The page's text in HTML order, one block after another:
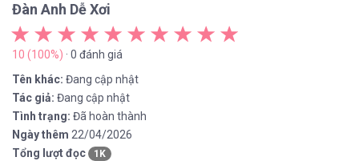
Đàn Anh Dễ Xơi
10 (100%) · 0 đánh giá
Tên khác: Đang cập nhật
Tác giả: Đang cập nhật
Tình trạng: Đã hoàn thành
Ngày thêm 22/04/2026
Tổng lượt đọc
1K